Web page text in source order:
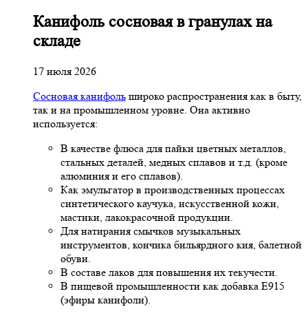
Канифоль сосновая в гранулах на
складе
17 июля 2026
Сосновая канифоль широко распространения как в быту,
так и на промышленном уровне. Она активно
используется:
В качестве флюса для пайки цветных металлов,
стальных деталей, медных сплавов и т.д. (кроме
алюминия и его сплавов).
Как эмульгатор в производственных процессах
синтетического каучука, искусственной кожи,
мастики, лакокрасочной продукции.
Для натирания смычков музыкальных
инструментов, кончика бильярдного кия, балетной
обуви.
В составе лаков для повышения их текучести.
В пищевой промышленности как добавка Е915
(эфиры канифоли).